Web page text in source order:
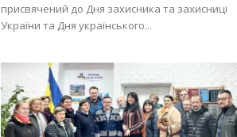
присвячений до Дня захисника та захисниці
України та Дня українського...